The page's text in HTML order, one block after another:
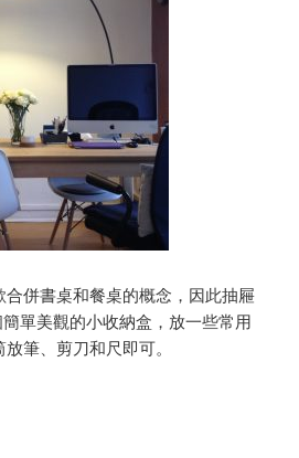
合併書桌和餐桌的概念，因此抽屜
單美觀的小收納盒，放一些常用
筆、剪刀和尺即可。